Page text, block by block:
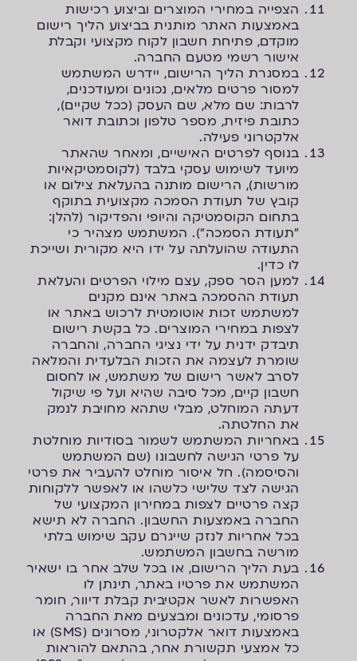
הצפייה במחירי המוצרים וביצוע רכישות
באמצעות האתר מותנית בביצוע הליך רישום
מוקדם, פתיחת חשבון לקוח מקצועי וקבלת
אישור רשמי מטעם החברה.
במסגרת הליך הרישום, יידרש המשתמש
למסור פרטים מלאים, נכונים ומעודכנים,
לרבות: שם מלא, שם העסק (ככל שקיים),
כתובת פיזית, מספר טלפון וכתובת דואר
אלקטרוני פעילה.
בנוסף לפרטים האישיים, ומאחר שהאתר
מיועד לשימוש עסקי בלבד (לקוסמטיקאיות
מורשות), הרישום מותנה בהעלאת צילום או
קובץ של תעודת הסמכה מקצועית בתוקף
בתחום הקוסמטיקה והיופי והפדיקור (להלן:
"תעודת הסמכה"). המשתמש מצהיר כי
התעודה שהועלתה על ידו היא מקורית ושייכת
לו כדין.
למען הסר ספק, עצם מילוי הפרטים והעלאת
תעודת ההסמכה באתר אינם מקנים
למשתמש זכות אוטומטית לרכוש באתר או
לצפות במחירי המוצרים. כל בקשת רישום
תיבדק ידנית על ידי נציגי החברה, והחברה
שומרת לעצמה את הזכות הבלעדית והמלאה
לסרב לאשר רישום של משתמש, או לחסום
חשבון קיים, מכל סיבה שהיא ועל פי שיקול
דעתה המוחלט, מבלי שתהא מחויבת לנמק
את החלטתה.
באחריות המשתמש לשמור בסודיות מוחלטת
על פרטי הגישה לחשבונו (שם המשתמש
והסיסמה). חל איסור מוחלט להעביר את פרטי
הגישה לצד שלישי כלשהו או לאפשר ללקוחות
קצה פרטיים לצפות במחירון המקצועי של
החברה באמצעות החשבון. החברה לא תישא
בכל אחריות לנזק שייגרם עקב שימוש בלתי
מורשה בחשבון המשתמש.
בעת הליך הרישום, או בכל שלב אחר בו ישאיר
המשתמש את פרטיו באתר, תינתן לו
האפשרות לאשר אקטיבית קבלת דיוור, חומר
פרסומי, עדכונים ומבצעים מאת החברה
באמצעות דואר אלקטרוני, מסרונים (SMS) או
כל אמצעי תקשורת אחר, בהתאם להוראות